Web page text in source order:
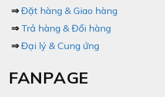
⇒ Đặt hàng & Giao hàng
⇒ Trả hàng & Đổi hàng
⇒ Đại lý & Cung ứng
FANPAGE